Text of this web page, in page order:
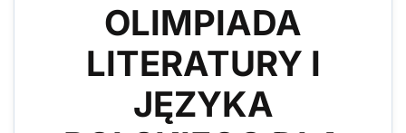
OLIMPIADA
LITERATURY I
JĘZYKA